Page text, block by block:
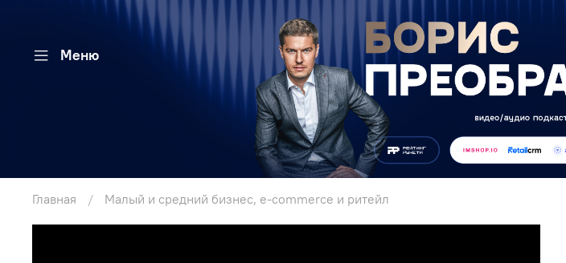
Меню
Главная Малый и средний бизнес, e-commerce и ритейл